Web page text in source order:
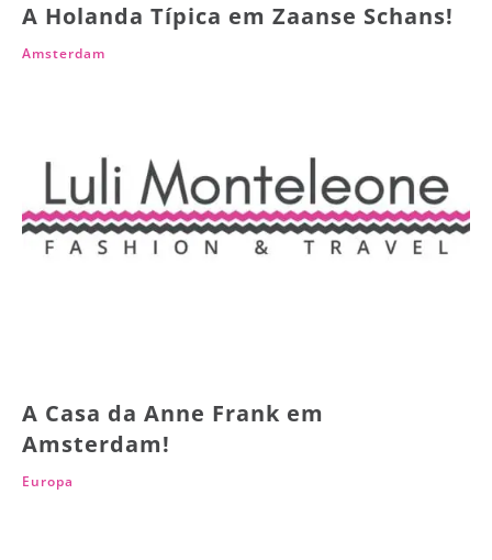
A Holanda Típica em Zaanse Schans!
Amsterdam
A Casa da Anne Frank em
Amsterdam!
Europa